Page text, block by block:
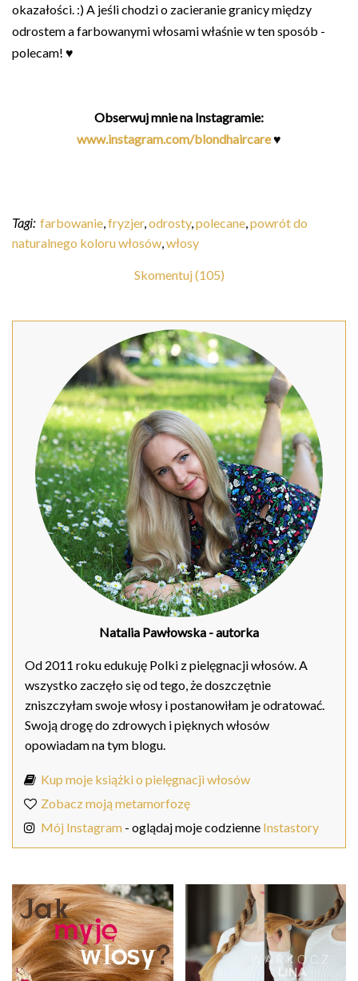
okazałości. :) A jeśli chodzi o zacieranie granicy między
odrostem a farbowanymi włosami właśnie w ten sposób -
polecam! ♥
Obserwuj mnie na Instagramie:
www.instagram.com/blondhaircare♥
Tagi: farbowanie fryzjer, odrosty, polecane powrót do
naturalnego koloru włosów włosy
Skomentuj (105)
Natalia Pawłowska - autorka
Od 2011 roku edukuję Polki z pielęgnacji włosów. A
wszystko zaczęło się od tego, że doszczętnie
zniszczyłam swoje włosy i postanowiłam je odratować.
Swoją drogę do zdrowych i pięknych włosów
opowiadam na tym blogu.
Kup moje książki o pielęgnacji włosów
Zobacz moją metamorfozę
Mój Instagram - oglądaj moje codzienne Instastory